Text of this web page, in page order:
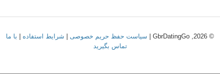
© 2026, GbrDatingGo | سیاست حفظ حریم خصوصی شرایط استفاده
با ما
تماس بگیرید